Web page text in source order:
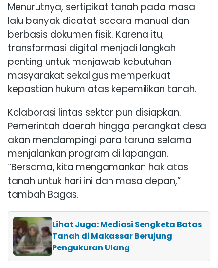
Menurutnya, sertipikat tanah pada masa
lalu banyak dicatat secara manual dan
berbasis dokumen fisik. Karena itu,
transformasi digital menjadi langkah
penting untuk menjawab kebutuhan
masyarakat sekaligus memperkuat
kepastian hukum atas kepemilikan tanah.
Kolaborasi lintas sektor pun disiapkan.
Pemerintah daerah hingga perangkat desa
akan mendampingi para taruna selama
menjalankan program di lapangan.
“Bersama, kita mengamankan hak atas
tanah untuk hari ini dan masa depan,”
tambah Bagas.
Lihat Juga: Mediasi Sengketa Batas
Tanah di Makassar Berujung
Pengukuran Ulang